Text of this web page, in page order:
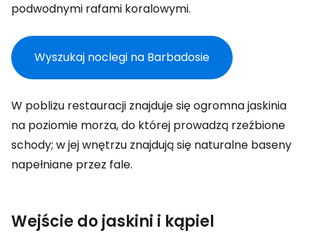
podwodnymi rafami koralowymi.
Wyszukaj noclegi na Barbadosie
W pobliżu restauracji znajduje się ogromna jaskinia
na poziomie morza, do której prowadzą rzeźbione
schody; w jej wnętrzu znajdują się naturalne baseny
napełniane przez fale.
Wejście do jaskini i kąpiel